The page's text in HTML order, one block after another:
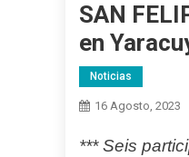
SAN
en
Noticias
16 Agosto, 2023
*** Seis